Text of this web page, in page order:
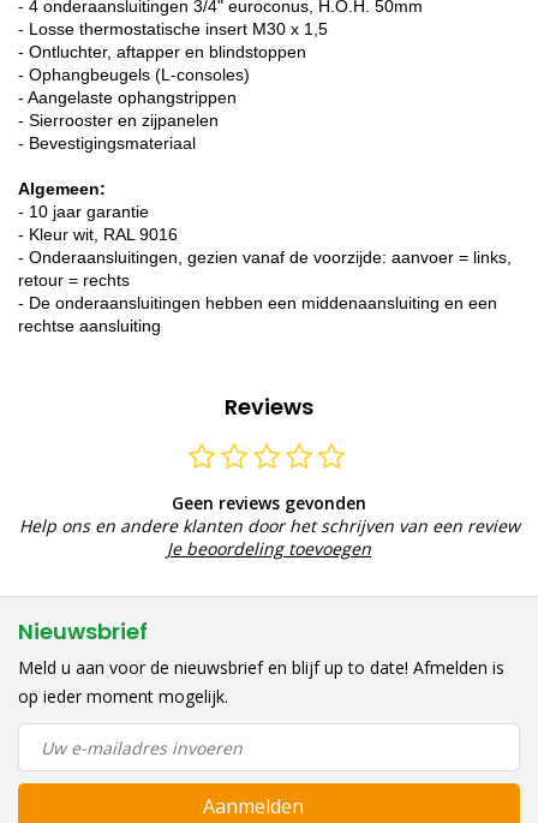
- 4 onderaansluitingen 3/4" euroconus, H.O.H. 50mm
- Losse thermostatische insert M30 x 1,5
- Ontluchter, aftapper en blindstoppen
- Ophangbeugels (L-consoles)
- Aangelaste ophangstrippen
- Sierrooster en zijpanelen
- Bevestigingsmateriaal
Algemeen:
- 10 jaar garantie
- Kleur wit, RAL 9016
- Onderaansluitingen, gezien vanaf de voorzijde: aanvoer = links,
retour = rechts
- De onderaansluitingen hebben een middenaansluiting en een
rechtse aansluiting
Reviews
Geen reviews gevonden
Help ons en andere klanten door het schrijven van een review
Je beoordeling toevoegen
Nieuwsbrief
Meld u aan voor de nieuwsbrief en blijf up to date! Afmelden is
op ieder moment mogelijk.
Aanmelden